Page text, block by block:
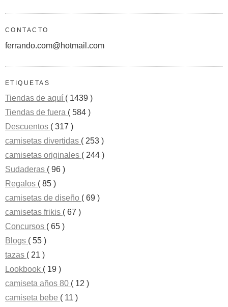
CONTACTO
ferrando.com@hotmail.com
ETIQUETAS
Tiendas de aquí ( 1439 )
Tiendas de fuera ( 584 )
Descuentos ( 317 )
camisetas divertidas ( 253 )
camisetas originales ( 244 )
Sudaderas ( 96 )
Regalos ( 85 )
camisetas de diseño ( 69 )
camisetas frikis ( 67 )
Concursos ( 65 )
Blogs ( 55 )
tazas ( 21 )
Lookbook ( 19 )
camiseta años 80 ( 12 )
camiseta bebe ( 11 )